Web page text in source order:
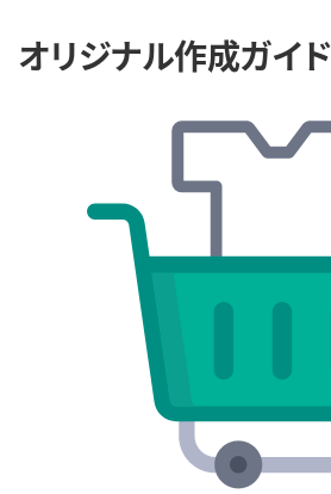
オリジナル作成ガイド